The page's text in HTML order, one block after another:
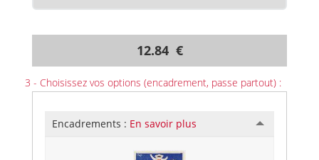
12.84 €
3 - Choisissez vos options (encadrement, passe partout) :
Encadrements : En savoir plus